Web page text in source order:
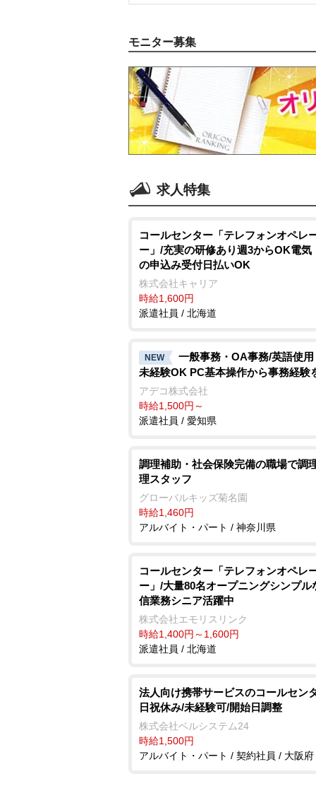
モニター募集
求人特集
コールセンター「テレフォンオペレ
ー」/充実の研修あり週3からOK電気
の申込み受付日払いOK
株式会社キャリア
時給1,600円
派遣社員 / 北海道
NEW
一般事務・OA事務/英語使用
未経験OK PC基本操作から事務経験
アデコ株式会社
時給1,500円～
派遣社員 / 愛知県
調理補助・社会保険完備の職場で調
理スタッフ
グローバルキッズ菊名園
時給1,460円
アルバイト・パート / 神奈川県
コールセンター「テレフォンオペレ
ー」/大量80名オープニングシンプル
信業務シニア活躍中
株式会社エモリスリンク
時給1,400円～1,600円
派遣社員 / 北海道
法人向け携帯サービスのコールセン
日祝休み/未経験可/開始日調整
株式会社ベルシステム24
時給1,500円
アルバイト・パート / 契約社員 / 大阪府